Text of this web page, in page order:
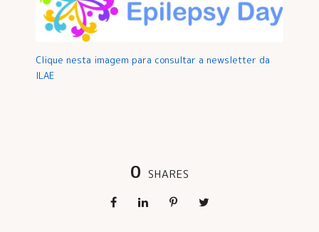
Clique nesta imagem para consultar a newsletter da
ILAE
0 SHARES